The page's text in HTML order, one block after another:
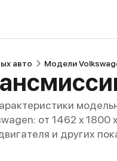
авто Модели
от 1462 x 1800
и других